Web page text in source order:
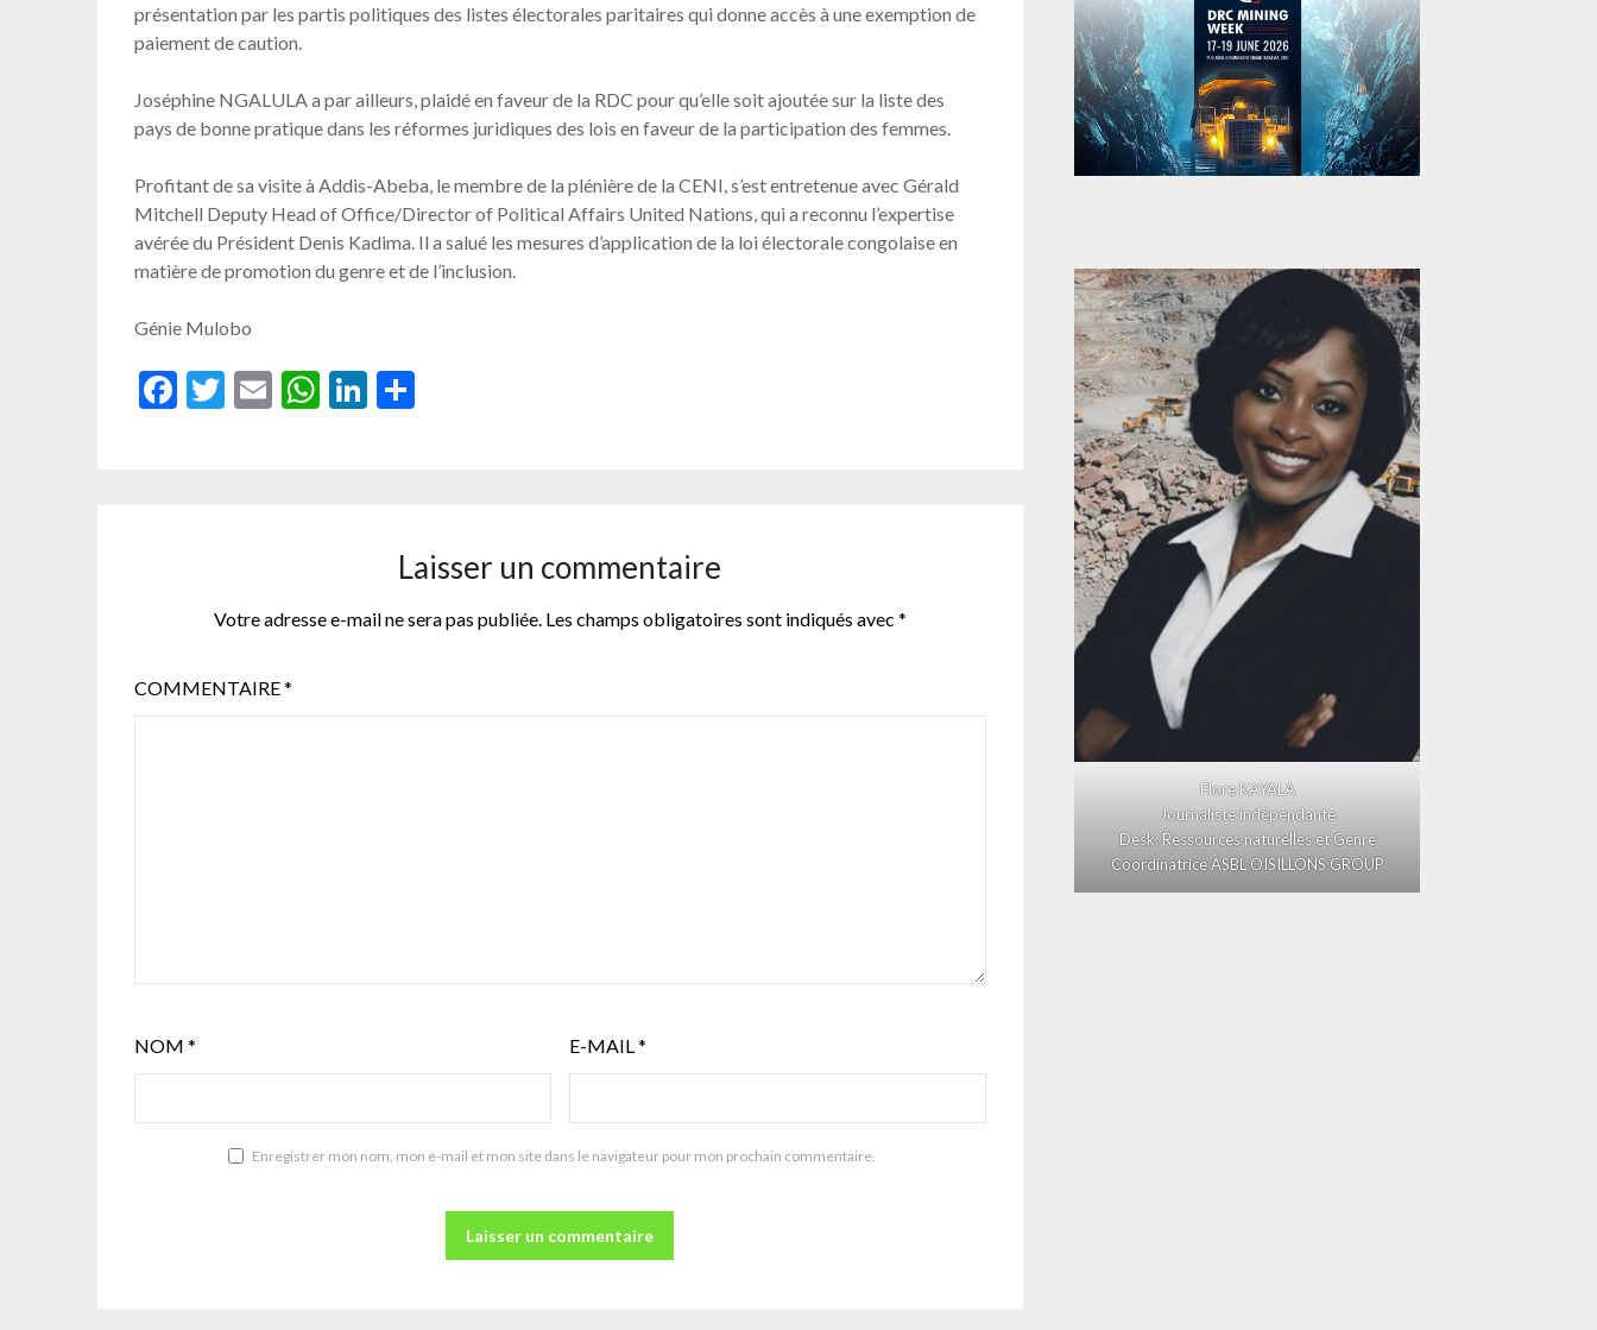
présentation par les partis politiques des listes électorales paritaires qui donne accès à une exemption de
paiement de caution.
Joséphine NGALULA a par ailleurs, plaidé en faveur de la RDC pour qu’elle soit ajoutée sur la liste des
pays de bonne pratique dans les réformes juridiques des lois en faveur de la participation des femmes.
Profitant de sa visite à Addis-Abeba, le membre de la plénière de la CENI, s’est entretenue avec Gérald
Mitchell Deputy Head of Office/Director of Political Affairs United Nations, qui a reconnu l’expertise
avérée du Président Denis Kadima. Il a salué les mesures d’application de la loi électorale congolaise en
matière de promotion du genre et de l’inclusion.
Génie Mulobo
Facebook
Twitter
EmailWhatsApp
LinkedIn
Laisser un commentaire
Votre adresse e-mail ne sera pas publiée. Les champs obligatoires sont indiqués avec *
COMMENTAIRE*
NOM* E-MAIL*
Enregistrer mon nom, mon e-mail et mon site dans le navigateur pour mon prochain commentaire.
Flore KAYALA
Journaliste indépendante
Desk: Ressources naturelles et Genre
Coordinatrice ASBL OISILLONS GROUP